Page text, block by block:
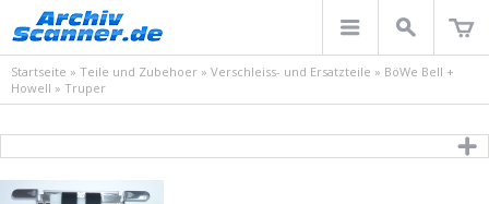
Startseite » Teile und Zubehoer » Verschleiss- und Ersatzteile » BöWe Bell +
Howell » Truper